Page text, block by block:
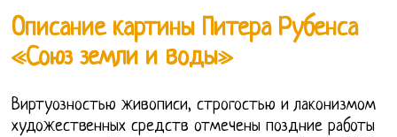
Описание картины Питера Рубенса
«Союз земли и воды»
Виртуозностью живописи, строгостью и лаконизмом
художественных средств отмечены поздние работы